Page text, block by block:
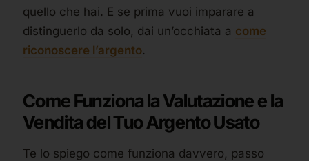
quello che hai. E se prima vuoi imparare a
distinguerlo da solo, dai un’occhiata a come
riconoscere l’argento.
Come Funziona la Valutazione e la
Vendita del Tuo Argento Usato
Te lo spiego come funziona davvero, passo